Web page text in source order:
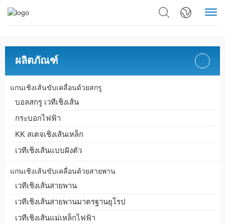
ผลิตภัณฑ์
แกนเชิงเส้นขับเคลื่อนด้วยสกรู
บอลสกรู เวทีเชิงเส้น
กระบอกไฟฟ้า
KK สเตจเชิงเส้นเหล็ก
เวทีเชิงเส้นแบบฝังตัว
แกนเชิงเส้นขับเคลื่อนด้วยสายพาน
เวทีเชิงเส้นสายพาน
เวทีเชิงเส้นสายพานมาตรฐานยุโรป
เวทีเชิงเส้นแม่เหล็กไฟฟ้า